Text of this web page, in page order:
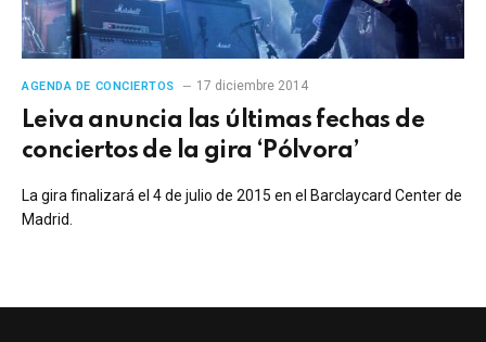
AGENDA DE CONCIERTOS 17 diciembre 2014
Leiva anuncia las últimas fechas de
conciertos de la gira ‘Pólvora’
La gira finalizará el 4 de julio de 2015 en el Barclaycard Center de
Madrid.